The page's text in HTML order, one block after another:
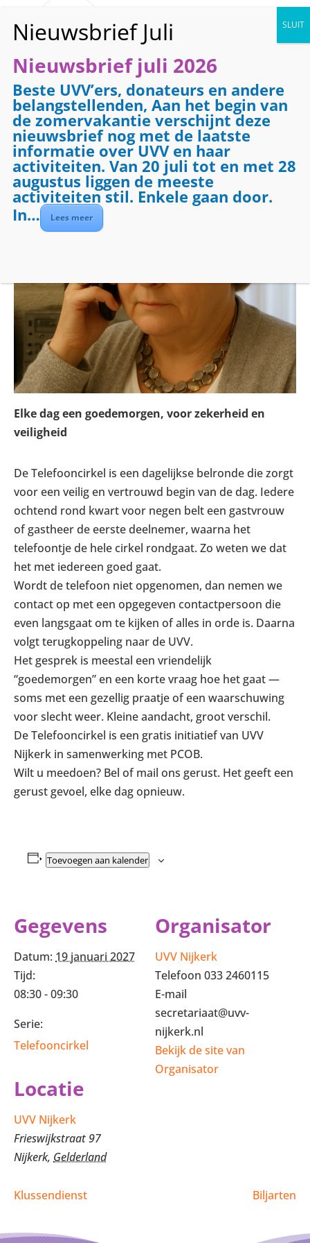
« Alle Evenementen
Evenementenreeks:Telefooncirkel
Telefooncirkel
19 januari 2027 @ 08:30-09:30
Elke dag een goedemorgen, voor zekerheid en
veiligheid
De Telefooncirkel is een dagelijkse belronde die zorgt
voor een veilig en vertrouwd begin van de dag. Iedere
ochtend rond kwart voor negen belt een gastvrouw
of gastheer de eerste deelnemer, waarna het
telefoontje de hele cirkel rondgaat. Zo weten we dat
het met iedereen goed gaat.
Wordt de telefoon niet opgenomen, dan nemen we
contact op met een opgegeven contactpersoon die
even langsgaat om te kijken of alles in orde is. Daarna
volgt terugkoppeling naar de UVV.
Het gesprek is meestal een vriendelijk
“goedemorgen” en een korte vraag hoe het gaat —
soms met een gezellig praatje of een waarschuwing
voor slecht weer. Kleine aandacht, groot verschil.
De Telefooncirkel is een gratis initiatief van UVV
Nijkerk in samenwerking met PCOB.
Wilt u meedoen? Bel of mail ons gerust. Het geeft een
gerust gevoel, elke dag opnieuw.
Toevoegen aan kalender
Gegevens
Datum: 19 januari 2027
Tijd:
08:30 - 09:30
Serie:
Telefooncirkel
Locatie
UVV Nijkerk
Frieswijkstraat 97
Nijkerk, Gelderland
Organisator
UVV Nijkerk
Telefoon 033 2460115
E-mail
secretariaat@uvv-
nijkerk.nl
Bekijk de site van
Organisator
Klussendienst Biljarten
Nieuwsbrief juli 2026
Beste UVV’ers, donateurs en andere
belangstellenden, Aan het begin van
de zomervakantie verschijnt deze
nieuwsbrief nog met de laatste
informatie over UVV en haar
activiteiten. Van 20 juli tot en met 28
augustus liggen de meeste
activiteiten stil. Enkele gaan door.
In…
Lees meer